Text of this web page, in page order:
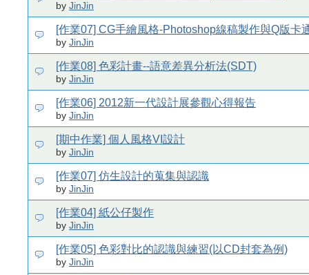
by JinJin
[作業07] CG手繪風格-Photoshop線稿製作與Q版卡
by JinJin
[作業08] 色彩計畫--語意差異分析法(SDT)
by JinJin
[作業06] 2012新一代設計展參觀心得報告
by JinJin
[期中作業] 個人風格VI設計
by JinJin
[作業07] 仿生設計的蒐集與認識
by JinJin
[作業04] 紙公仔製作
by JinJin
[作業05] 色彩對比的認識與練習(以CD封套為例)
by JinJin